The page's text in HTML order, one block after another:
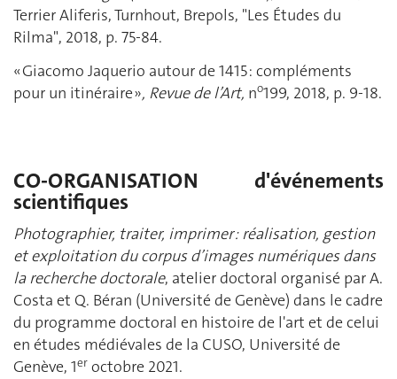
Terrier Aliferis, Turnhout, Brepols, "Les Études du
Rilma", 2018, p. 75-84.
« Giacomo Jaquerio autour de 1415 : compléments
pour un itinéraire », Revue de l’Art, no199, 2018, p. 9-18.
CO-ORGANISATION d'événements
scientifiques
Photographier, traiter, imprimer : réalisation, gestion
et exploitation du corpus d’images numériques dans
la recherche doctorale, atelier doctoral organisé par A.
Costa et Q. Béran (Université de Genève) dans le cadre
du programme doctoral en histoire de l'art et de celui
en études médiévales de la CUSO, Université de
Genève, 1er octobre 2021.